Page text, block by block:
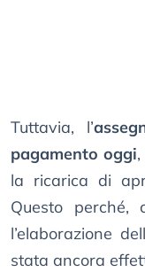
Tuttavia, l’
pagamento oggi
la ricarica di
Questo perché,
l’elaborazione
stata ancora